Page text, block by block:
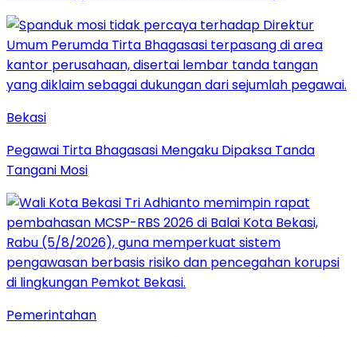
Bekasi
Pegawai Tirta Bhagasasi Mengaku Dipaksa Tanda
Tangani Mosi
Pemerintahan